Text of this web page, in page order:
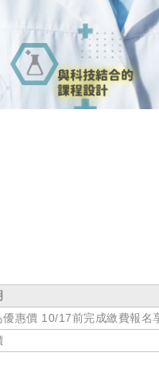
優惠價 10/17前完成繳費報名